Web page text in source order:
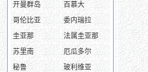
开曼群岛
百慕大
哥伦比亚
委内瑞拉
圭亚那
法属圭亚那
苏里南
厄瓜多尔
秘鲁
玻利维亚